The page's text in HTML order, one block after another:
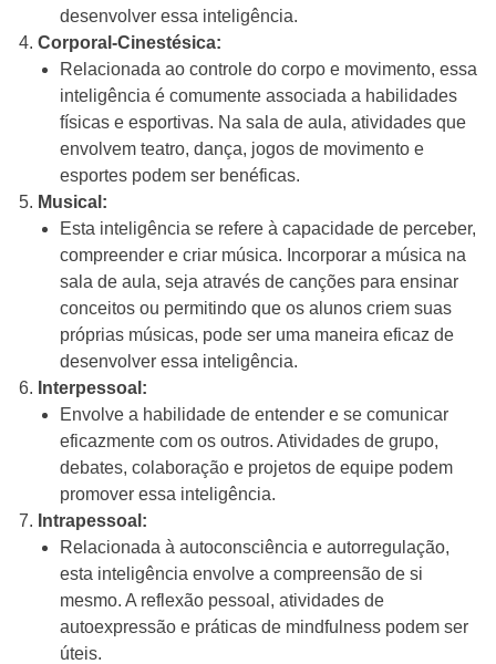
desenvolver essa inteligência.
Corporal-Cinestésica:
Relacionada ao controle do corpo e movimento, essa
inteligência é comumente associada a habilidades
físicas e esportivas. Na sala de aula, atividades que
envolvem teatro, dança, jogos de movimento e
esportes podem ser benéficas.
Musical:
Esta inteligência se refere à capacidade de perceber,
compreender e criar música. Incorporar a música na
sala de aula, seja através de canções para ensinar
conceitos ou permitindo que os alunos criem suas
próprias músicas, pode ser uma maneira eficaz de
desenvolver essa inteligência.
Interpessoal:
Envolve a habilidade de entender e se comunicar
eficazmente com os outros. Atividades de grupo,
debates, colaboração e projetos de equipe podem
promover essa inteligência.
Intrapessoal:
Relacionada à autoconsciência e autorregulação,
esta inteligência envolve a compreensão de si
mesmo. A reflexão pessoal, atividades de
autoexpressão e práticas de mindfulness podem ser
úteis.